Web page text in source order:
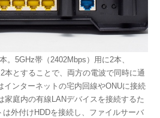
。5GHz帯（2402Mbps）用に2本、
本とすることで、両方の電波で同時に通
インターネットの宅内回線やONUに接続
家庭内の有線LANデバイスを接続するた
外付けHDDを接続し、ファイルサーバ